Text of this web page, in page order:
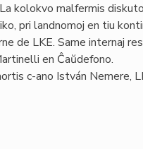
kolokvo malfermis
pri landnomoj en tiu
de LKE. Same internaj
en Ĉaŭdefono.
c-ano István Nemere,